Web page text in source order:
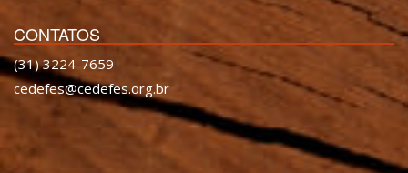
CONTATOS
(31) 3224-7659
cedefes@cedefes.org.br